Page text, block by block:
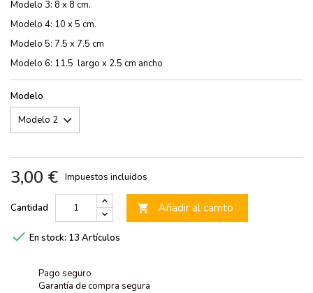
Modelo 3: 8 x 8 cm.
Modelo 4: 10 x 5 cm.
Modelo 5: 7.5 x 7.5 cm
Modelo 6: 11.5 largo x 2.5 cm ancho
Modelo
3,00 € Impuestos incluidos
Cantidad  Añadir al carrito
 En stock: 13 Artículos
Pago seguro
Garantía de compra segura